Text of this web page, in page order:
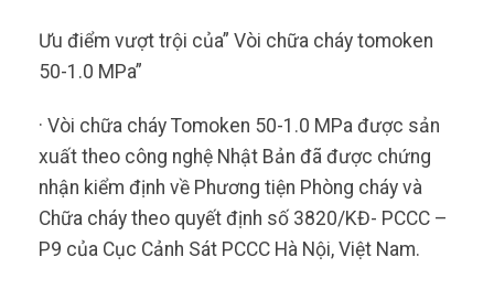
Ưu điểm vượt trội của” Vòi chữa cháy tomoken
50-1.0 MPa”
· Vòi chữa cháy Tomoken 50-1.0 MPa được sản
xuất theo công nghệ Nhật Bản đã được chứng
nhận kiểm định về Phương tiện Phòng cháy và
Chữa cháy theo quyết định số 3820/KĐ- PCCC –
P9 của Cục Cảnh Sát PCCC Hà Nội, Việt Nam.